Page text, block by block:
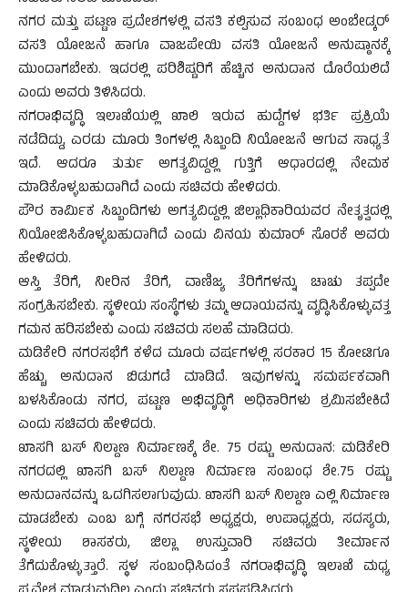
ನಗರ ಮತ್ತು ಪಟ್ಟಣ ಪ್ರದೇಶಗಳಲ್ಲಿ ವಸತಿ ಕಲ್ಪಿಸುವ ಸಂಬಂಧ ಅಂಬೇಡ್ಕರ್
ವಸತಿ ಯೋಜನೆ ಹಾಗೂ ವಾಜಪೇಯಿ ವಸತಿ ಯೋಜನೆ ಅನುಷ್ಠಾನಕ್ಕೆ
ಮುಂದಾಗಬೇಕು. ಇದರಲ್ಲಿ ಪರಿಶಿಷ್ಟರಿಗೆ ಹೆಚ್ಚಿನ ಅನುದಾನ ದೊರೆಯಲಿದೆ
ಎಂದು ಅವರು ತಿಳಿಸಿದರು.
ನಗರಾಭಿವೃದ್ಧಿ ಇಲಾಖೆಯಲ್ಲಿ ಖಾಲಿ ಇರುವ ಹುದ್ದೆಗಳ ಭರ್ತಿ ಪ್ರಕ್ರಿಯೆ
ನಡೆದಿದ್ದು, ಎರಡು ಮೂರು ತಿಂಗಳಲ್ಲಿ ಸಿಬ್ಬಂದಿ ನಿಯೋಜನೆ ಆಗುವ ಸಾಧ್ಯತೆ
ಇದೆ. ಆದರೂ ತುರ್ತು ಅಗತ್ಯವಿದ್ದಲ್ಲಿ ಗುತ್ತಿಗೆ ಆಧಾರದಲ್ಲಿ ನೇಮಕ
ಮಾಡಿಕೊಳ್ಳಬಹುದಾಗಿದೆ ಎಂದು ಸಚಿವರು ಹೇಳಿದರು.
ಪೌರ ಕಾರ್ಮಿಕ ಸಿಬ್ಬಂದಿಗಳು ಅಗತ್ಯವಿದ್ದಲ್ಲಿ ಜಿಲ್ಲಾಧಿಕಾರಿಯವರ ನೇತೃತ್ವದಲ್ಲಿ
ನಿಯೋಜಿಸಿಕೊಳ್ಳಬಹುದಾಗಿದೆ ಎಂದು ವಿನಯ ಕುಮಾರ್ ಸೊರಕೆ ಅವರು
ಹೇಳಿದರು.
ಆಸ್ತಿ ತೆರಿಗೆ, ನೀರಿನ ತೆರಿಗೆ, ವಾಣಿಜ್ಯ ತೆರಿಗೆಗಳನ್ನು ಚಾಚು ತಪ್ಪದೇ
ಸಂಗ್ರಹಿಸಬೇಕು. ಸ್ಥಳೀಯ ಸಂಸ್ಥೆಗಳು ತಮ್ಮ ಆದಾಯವನ್ನು ವೃದ್ಧಿಸಿಕೊಳ್ಳುವತ್ತ
ಗಮನ ಹರಿಸಬೇಕು ಎಂದು ಸಚಿವರು ಸಲಹೆ ಮಾಡಿದರು.
ಮಡಿಕೇರಿ ನಗರಸಭೆಗೆ ಕಳೆದ ಮೂರು ವರ್ಷಗಳಲ್ಲಿ ಸರಕಾರ 15 ಕೋಟಿಗೂ
ಹೆಚ್ಚು ಅನುದಾನ ಬಿಡುಗಡೆ ಮಾಡಿದೆ. ಇವುಗಳನ್ನು ಸಮರ್ಪಕವಾಗಿ
ಬಳಸಿಕೊಂಡು ನಗರ, ಪಟ್ಟಣ ಅಭಿವೃದ್ಧಿಗೆ ಅಧಿಕಾರಿಗಳು ಶ್ರಮಿಸಬೇಕಿದೆ
ಎಂದು ಸಚಿವರು ಹೇಳಿದರು.
ಖಾಸಗಿ ಬಸ್ ನಿಲ್ದಾಣ ನಿರ್ಮಾಣಕ್ಕೆ ಶೇ. 75 ರಷ್ಟು ಅನುದಾನ: ಮಡಿಕೇರಿ
ನಗರದಲ್ಲಿ ಖಾಸಗಿ ಬಸ್ ನಿಲ್ದಾಣ ನಿರ್ಮಾಣ ಸಂಬಂಧ ಶೇ.75 ರಷ್ಟು
ಅನುದಾನವನ್ನು ಒದಗಿಸಲಾಗುವುದು. ಖಾಸಗಿ ಬಸ್ ನಿಲ್ದಾಣ ಎಲ್ಲಿ ನಿರ್ಮಾಣ
ಮಾಡಬೇಕು ಎಂಬ ಬಗ್ಗೆ ನಗರಸಭೆ ಅಧ್ಯಕ್ಷರು, ಉಪಾಧ್ಯಕ್ಷರು, ಸದಸ್ಯರು,
ಸ್ಥಳೀಯ ಶಾಸಕರು, ಜಿಲ್ಲಾ ಉಸ್ತುವಾರಿ ಸಚಿವರು ತೀರ್ಮಾನ
ತೆಗೆದುಕೊಳ್ಳುತ್ತಾರೆ. ಸ್ಥಳ ಸಂಬಂಧಿಸಿದಂತೆ ನಗರಾಭಿವೃದ್ಧಿ ಇಲಾಖೆ ಮಧ್ಯ